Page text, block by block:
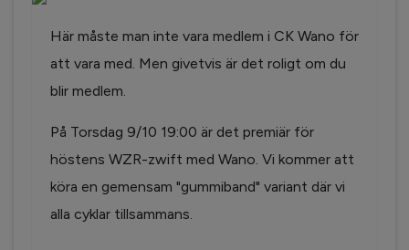
Här måste man inte vara medlem i CK Wano för
att vara med. Men givetvis är det roligt om du
blir medlem.
På Torsdag 9/10 19:00 är det premiär för
höstens WZR-zwift med Wano. Vi kommer att
köra en gemensam "gummiband" variant där vi
alla cyklar tillsammans.